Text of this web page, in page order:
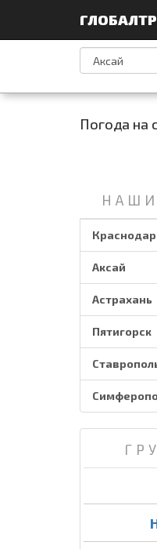
Погода на
Краснодар
Аксай
Астрахань
Пятигорск